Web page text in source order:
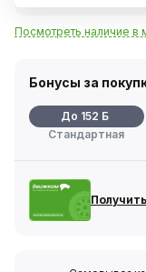
Посмотреть наличие в
Бонусы за
До 152 Б
Стандартная